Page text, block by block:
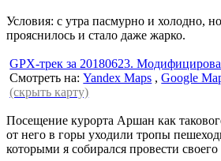
Условия: с утра пасмурно и холодно,
прояснилось и стало даже жарко.
GPX-трек за 20180623.
Смотреть на:Yandex Maps ,Google
(скрыть карту)
Посещение курорта Аршан как
от него в горы уходили тропы
которыми я собирался провести